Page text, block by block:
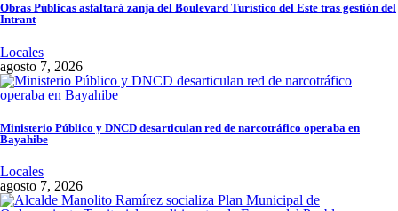
Obras Públicas asfaltará zanja del Boulevard Turístico del Este tras gestión del
Intrant
Locales
agosto 7, 2026
Ministerio Público y DNCD desarticulan red de narcotráfico operaba en
Bayahibe
Locales
agosto 7, 2026